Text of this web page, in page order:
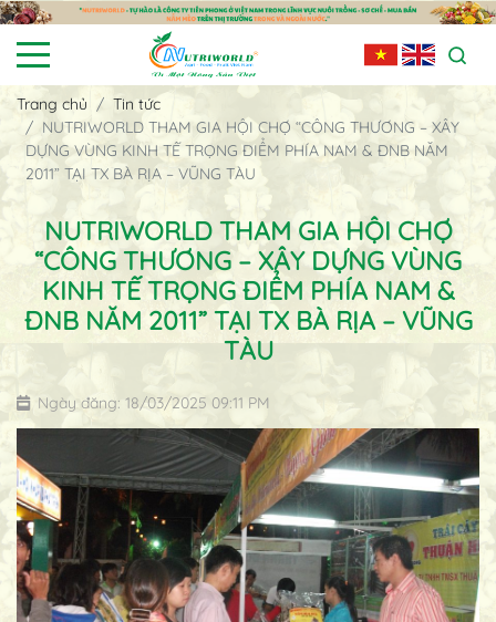
Trang chủ
Tin tức
NUTRIWORLD THAM GIA HỘI CHỢ “CÔNG THƯƠNG – XÂY
DỰNG VÙNG KINH TẾ TRỌNG ĐIỂM PHÍA NAM & ĐNB NĂM
2011” TẠI TX BÀ RỊA – VŨNG TÀU
NUTRIWORLD THAM GIA HỘI CHỢ
“CÔNG THƯƠNG – XÂY DỰNG VÙNG
KINH TẾ TRỌNG ĐIỂM PHÍA NAM &
ĐNB NĂM 2011” TẠI TX BÀ RỊA – VŨNG
TÀU
Ngày đăng: 18/03/2025 09:11 PM